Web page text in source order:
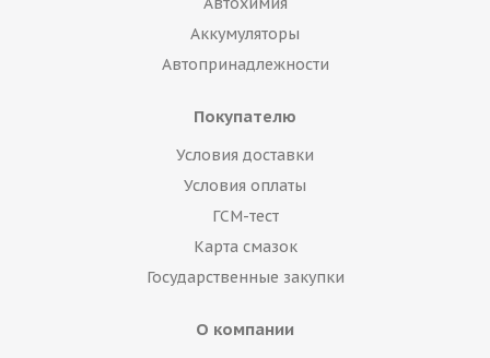
Аккумуляторы
Автопринадлежности
Покупателю
Условия доставки
Условия оплаты
ГСМ-тест
Карта смазок
Государственные закупки
О компании